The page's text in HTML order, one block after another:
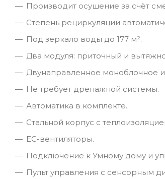
Производит осушение за счёт
Степень рециркуляции
Под зеркало воды до 177 м².
Два модуля: приточный и
Двунаправленное моноблочное
Не требует дренажной системы.
Автоматика в комплекте.
Стальной корпус с
ЕС-вентиляторы.
Подключение к Умному дому и
Пульт управления с сенсорным